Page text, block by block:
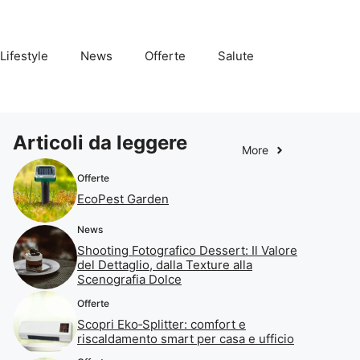
Lifestyle News Offerte Salute
Articoli da leggere More
Offerte
EcoPest Garden
News
Shooting Fotografico Dessert: Il Valore
del Dettaglio, dalla Texture alla
Scenografia Dolce
Offerte
Scopri Eko‑Splitter: comfort e
riscaldamento smart per casa e ufficio